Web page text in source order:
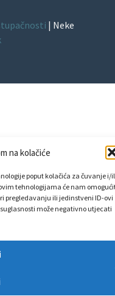
na kolačiće
poput kolačića za čuvanje i/
tehnologijama će nam
pregledavanju ili jedinstveni ID-ovi
može negativno utjecati
| Neke